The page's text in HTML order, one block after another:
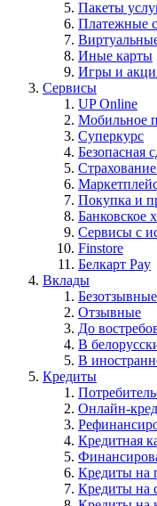
Пакеты
Платежные
Иные карты
Игры и
Сервисы
UP Online
Мобильное
Суперкурс
Безопасная
Покупка и
Банковское
Сервисы с
Finstore
Белкарт Pay
Вклады
Безотзывные
Отзывные
До
В
В
Кредиты
Онлайн-
Кредитная
Кредиты на
Кредиты на